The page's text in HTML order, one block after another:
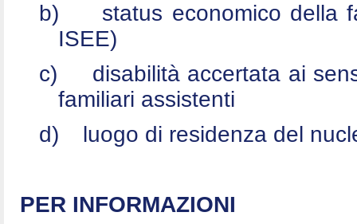
b)
status economico della
ISEE)
c)
disabilità accertata ai
familiari assistenti
d)
luogo di residenza del
PER INFORMAZIONI